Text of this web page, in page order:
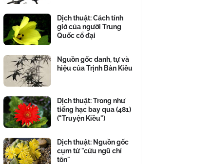
Dịch thuật: Cách tính
giờ của người Trung
Quốc cổ đại
Nguồn gốc danh, tự và
hiệu của Trịnh Bản Kiều
Dịch thuật: Trong như
tiếng hạc bay qua (481)
("Truyện Kiều")
Dịch thuật: Nguồn gốc
cụm từ "cửu ngũ chí
tôn"